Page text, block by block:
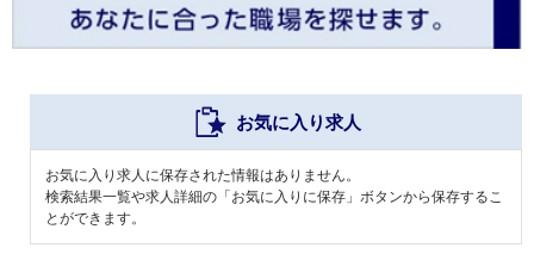
お気に入り求人
お気に入り求人に保存された情報はありません。
検索結果一覧や求人詳細の「お気に入りに保存」ボタンから保存するこ
とができます。